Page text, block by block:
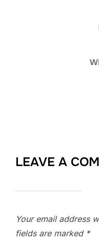
LEAVE A
Your email address
fields are marked *